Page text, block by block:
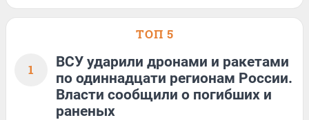
ТОП 5
1
ВСУ ударили дронами и ракетами
по одиннадцати регионам России.
Власти сообщили о погибших и
раненых